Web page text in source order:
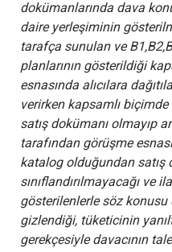
dokümanlarında dava
daire yerleşiminin
tarafça sunulan ve
planlarının gösterildiği
esnasında alıcılara
verirken kapsamlı
satış dokümanı olmayıp
tarafından görüşme
katalog olduğundan satış
sınıflandırılmayacağı ve
gösterilenlerle söz
gizlendiği, tüketicinin
gerekçesiyle davacının